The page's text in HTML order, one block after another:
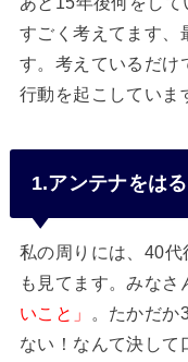
すごく考えてます、
す。考えているだけ
行動を起こしていま
1.アンテナをはる
私の周りには、40代
も見てます。みなさ
いこと」
。たかだか
ない！なんて決して